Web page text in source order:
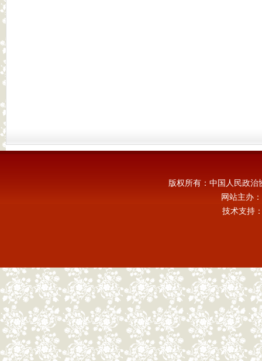
版权所有：中国人民政
网站主办
技术支持